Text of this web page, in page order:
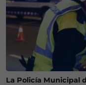
La Policía Municipal